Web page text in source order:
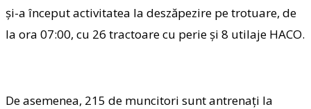
și-a început activitatea la deszăpezire pe trotuare, de
la ora 07:00, cu 26 tractoare cu perie și 8 utilaje HACO.
De asemenea, 215 de muncitori sunt antrenați la